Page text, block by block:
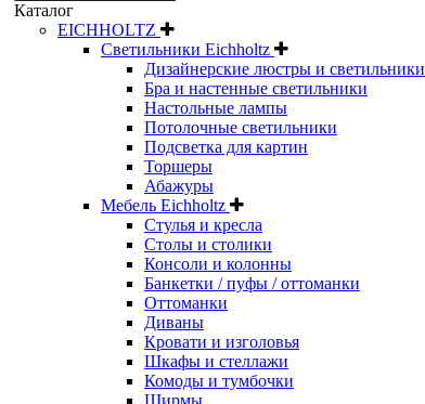
Каталог
EICHHOLTZ
Светильники Eichholtz
Дизайнерские люстры и светильники
Бра и настенные светильники
Настольные лампы
Потолочные светильники
Подсветка для картин
Торшеры
Абажуры
Мебель Eichholtz
Стулья и кресла
Столы и столики
Консоли и колонны
Банкетки / пуфы / оттоманки
Оттоманки
Диваны
Кровати и изголовья
Шкафы и стеллажи
Комоды и тумбочки
Ширмы